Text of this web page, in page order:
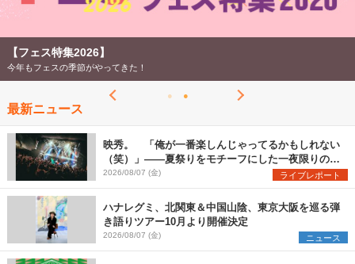
【フェス特集2026】
今年もフェスの季節がやってきた！
最新ニュース
映秀。 「俺が一番楽しんじゃってるかもしれない
（笑）」――夏祭りをモチーフにした一夜限りのス
ペシャルライブ『色祭』レポート
2026/08/07 (金) ライブレポート
ハナレグミ、北関東＆中国山陰、東京大阪を巡る弾
き語りツアー10月より開催決定
2026/08/07 (金) ニュース